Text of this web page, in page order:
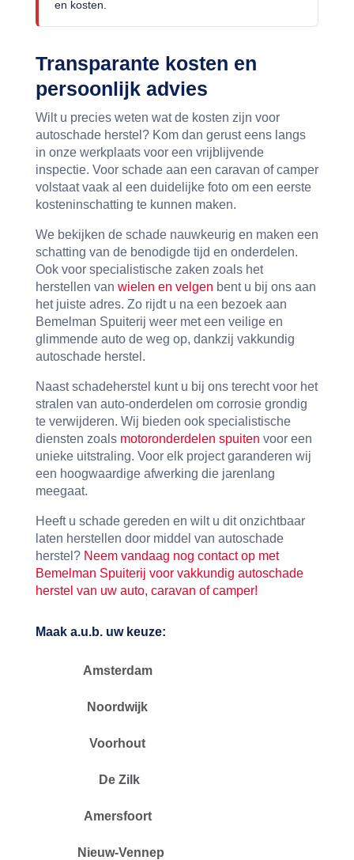
en kosten.
Transparante kosten en
persoonlijk advies
Wilt u precies weten wat de kosten zijn voor
autoschade herstel? Kom dan gerust eens langs
in onze werkplaats voor een vrijblijvende
inspectie. Voor schade aan een caravan of camper
volstaat vaak al een duidelijke foto om een eerste
kosteninschatting te kunnen maken.
We bekijken de schade nauwkeurig en maken een
schatting van de benodigde tijd en onderdelen.
Ook voor specialistische zaken zoals het
herstellen van wielen en velgen bent u bij ons aan
het juiste adres. Zo rijdt u na een bezoek aan
Bemelman Spuiterij weer met een veilige en
glimmende auto de weg op, dankzij vakkundig
autoschade herstel.
Naast schadeherstel kunt u bij ons terecht voor het
stralen van auto-onderdelen om corrosie grondig
te verwijderen. Wij bieden ook specialistische
diensten zoals motoronderdelen spuiten voor een
unieke uitstraling. Voor elk project garanderen wij
een hoogwaardige afwerking die jarenlang
meegaat.
Heeft u schade gereden en wilt u dit onzichtbaar
laten herstellen door middel van autoschade
herstel? Neem vandaag nog contact op met
Bemelman Spuiterij voor vakkundig autoschade
herstel van uw auto, caravan of camper!
Maak a.u.b. uw keuze:
Amsterdam
Noordwijk
Voorhout
De Zilk
Amersfoort
Nieuw-Vennep